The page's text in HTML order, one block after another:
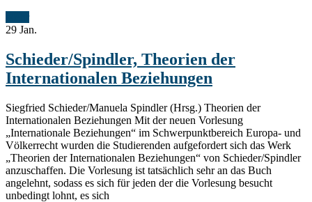
29 Jan.
Schieder/Spindler, Theorien der
Internationalen Beziehungen
Siegfried Schieder/Manuela Spindler (Hrsg.) Theorien der
Internationalen Beziehungen Mit der neuen Vorlesung
„Internationale Beziehungen“ im Schwerpunktbereich Europa- und
Völkerrecht wurden die Studierenden aufgefordert sich das Werk
„Theorien der Internationalen Beziehungen“ von Schieder/Spindler
anzuschaffen. Die Vorlesung ist tatsächlich sehr an das Buch
angelehnt, sodass es sich für jeden der die Vorlesung besucht
unbedingt lohnt, es sich